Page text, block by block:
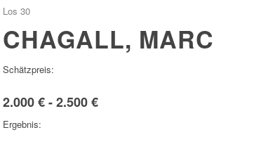
Los 30
CHAGALL, MARC
Schätzpreis:
2.000 € - 2.500 €
Ergebnis: